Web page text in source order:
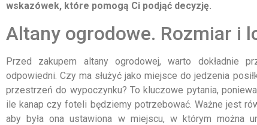
wskazówek, które pomogą Ci podjąć decyzję.
Altany ogrodowe. Rozmiar i
Przed zakupem altany ogrodowej, warto dokładnie
odpowiedni. Czy ma służyć jako miejsce do jedzenia
przestrzeń do wypoczynku? To kluczowe pytania,
ile kanap czy foteli będziemy potrzebować. Ważne jest
aby była ona ustawiona w miejscu, w którym można